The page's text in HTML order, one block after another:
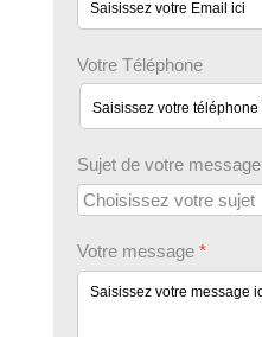
Votre Téléphone
Sujet de votre message
Votre message *